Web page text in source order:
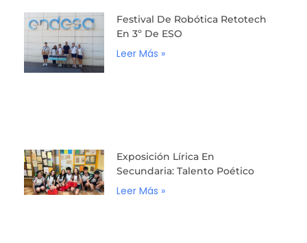
Festival De Robótica Retotech
En 3º De ESO
Leer Más »
Exposición Lírica En
Secundaria: Talento Poético
Leer Más »